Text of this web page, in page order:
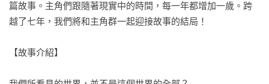
篇故事。主角們跟隨著現實中的時間，每一年都增加一歲。跨
越了七年，我們將和主角群一起迎接故事的結局！
【故事介紹】